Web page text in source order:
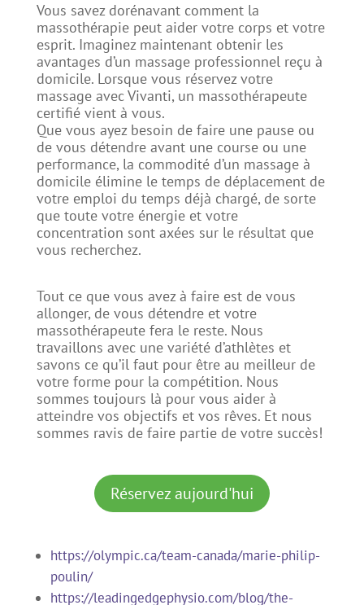
Vous savez dorénavant comment la
massothérapie peut aider votre corps et votre
esprit. Imaginez maintenant obtenir les
avantages d’un massage professionnel reçu à
domicile. Lorsque vous réservez votre
massage avec Vivanti, un massothérapeute
certifié vient à vous.
Que vous ayez besoin de faire une pause ou
de vous détendre avant une course ou une
performance, la commodité d’un massage à
domicile élimine le temps de déplacement de
votre emploi du temps déjà chargé, de sorte
que toute votre énergie et votre
concentration sont axées sur le résultat que
vous recherchez.
Tout ce que vous avez à faire est de vous
allonger, de vous détendre et votre
massothérapeute fera le reste. Nous
travaillons avec une variété d’athlètes et
savons ce qu’il faut pour être au meilleur de
votre forme pour la compétition. Nous
sommes toujours là pour vous aider à
atteindre vos objectifs et vos rêves. Et nous
sommes ravis de faire partie de votre succès!
Réservez aujourd'hui
https://olympic.ca/team-canada/marie-philip-
poulin/
https://leadingedgephysio.com/blog/the-